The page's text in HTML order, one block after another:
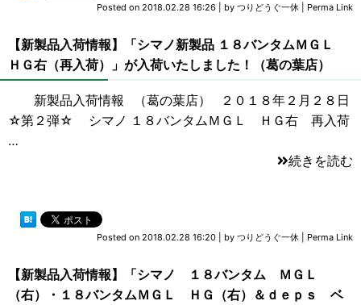
Posted on 2018.02.28 16:26 by つりどうぐ一休 Perma Link
【新製品入荷情報】「シマノ新製品 １８バンタムＭＧＬ
ＨＧ右（再入荷）」が入荷いたしました！（葛の葉店）
新製品入荷情報 （葛の葉店） ２０１８年２月２８日
☆第２弾☆ シマノ １８バンタムＭＧＬ ＨＧ右 再入荷
…
続きを読む
Posted on 2018.02.28 16:20 by つりどうぐ一休 Perma Link
【新製品入荷情報】「シマノ １８バンタム ＭＧＬ
（右）・１８バンタムＭＧＬ ＨＧ（右）＆ｄｅｐｓ ベ